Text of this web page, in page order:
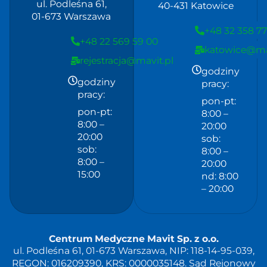
ul. Podleśna 61,
01-673 Warszawa
+48 22 569 59 00
rejestracja@mavit.pl
godziny
pracy:
pon-pt:
8:00 –
20:00
sob:
8:00 –
15:00
40-431 Katowice
+48 32 358
godziny
pracy:
pon-pt:
8:00 –
20:00
sob:
8:00 –
20:00
nd: 8:00
– 20:00
Centrum Medyczne Mavit Sp. z o.o.
ul. Podleśna 61, 01-673 Warszawa, NIP: 118-14-95-039,
REGON: 016209390, KRS: 0000035148. Sąd Rejonowy